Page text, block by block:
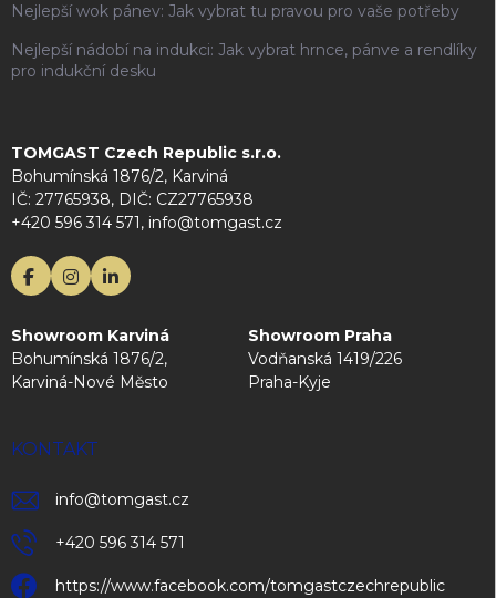
Nejlepší wok pánev: Jak vybrat tu pravou pro vaše potřeby
Nejlepší nádobí na indukci: Jak vybrat hrnce, pánve a rendlíky
pro indukční desku
TOMGAST Czech Republic s.r.o.
Bohumínská 1876/2, Karviná
IČ: 27765938, DIČ: CZ27765938
+420 596 314 571, info@tomgast.cz
Showroom Karviná
Bohumínská 1876/2,
Karviná-Nové Město
Showroom Praha
Vodňanská 1419/226
Praha-Kyje
KONTAKT
info@tomgast.cz
+420 596 314 571
https://www.facebook.com/tomgastczechrepublic